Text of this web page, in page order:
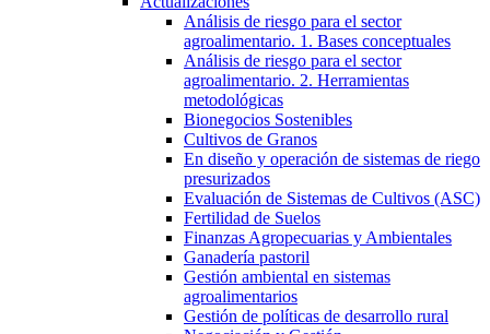
Análisis de riesgo para el sector
agroalimentario. 1. Bases conceptuales
Análisis de riesgo para el sector
agroalimentario. 2. Herramientas
metodológicas
Bionegocios Sostenibles
Cultivos de Granos
En diseño y operación de sistemas de riego
presurizados
Evaluación de Sistemas de Cultivos (ASC)
Fertilidad de Suelos
Finanzas Agropecuarias y Ambientales
Ganadería pastoril
Gestión ambiental en sistemas
agroalimentarios
Gestión de políticas de desarrollo rural